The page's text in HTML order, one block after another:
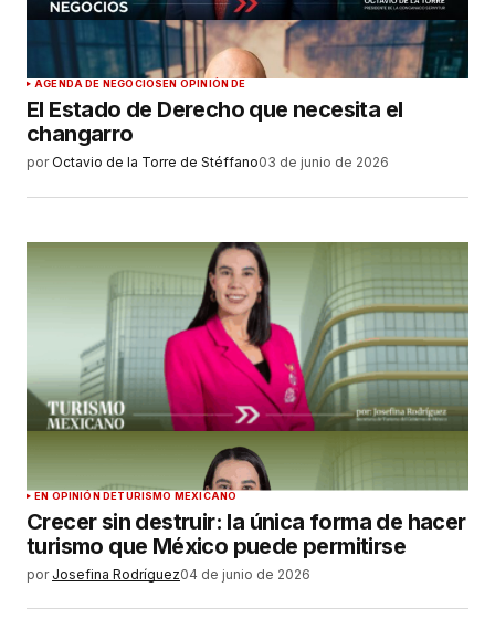
AGENDA DE NEGOCIOSEN OPINIÓN DE
El Estado de Derecho que necesita el
changarro
por Octavio de la Torre de Stéffano03 de junio de 2026
EN OPINIÓN DETURISMO MEXICANO
Crecer sin destruir: la única forma de hacer
turismo que México puede permitirse
por Josefina Rodríguez04 de junio de 2026